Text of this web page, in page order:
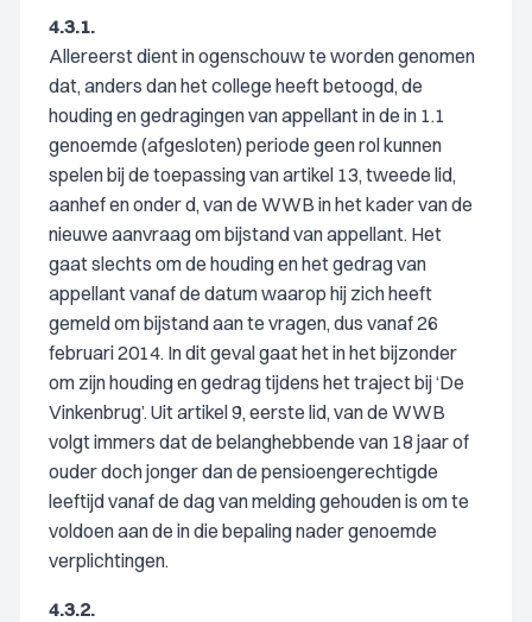
4.3.1.
Allereerst dient in ogenschouw te worden genomen
dat, anders dan het college heeft betoogd, de
houding en gedragingen van appellant in de in 1.1
genoemde (afgesloten) periode geen rol kunnen
spelen bij de toepassing van artikel 13, tweede lid,
aanhef en onder d, van de WWB in het kader van de
nieuwe aanvraag om bijstand van appellant. Het
gaat slechts om de houding en het gedrag van
appellant vanaf de datum waarop hij zich heeft
gemeld om bijstand aan te vragen, dus vanaf 26
februari 2014. In dit geval gaat het in het bijzonder
om zijn houding en gedrag tijdens het traject bij ‘De
Vinkenbrug’. Uit artikel 9, eerste lid, van de WWB
volgt immers dat de belanghebbende van 18 jaar of
ouder doch jonger dan de pensioengerechtigde
leeftijd vanaf de dag van melding gehouden is om te
voldoen aan de in die bepaling nader genoemde
verplichtingen.
4.3.2.